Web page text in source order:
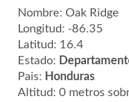
Nombre: Oak Ridge
Longitud: -86.35
Latitud: 16.4
Estado:
Pais: Honduras
Altitud: 0 metros